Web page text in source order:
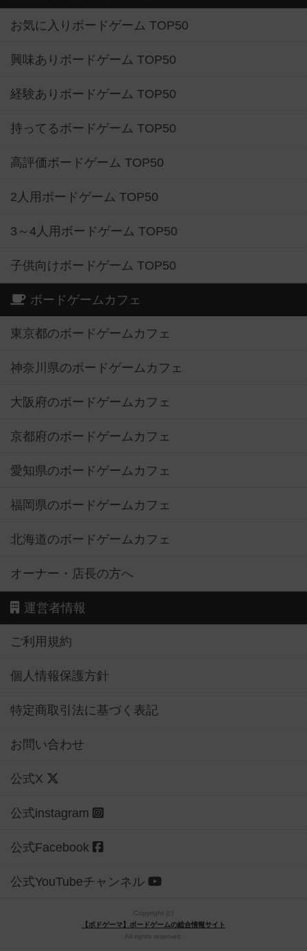
お気に入りボードゲーム TOP50
興味ありボードゲーム TOP50
経験ありボードゲーム TOP50
持ってるボードゲーム TOP50
高評価ボードゲーム TOP50
2人用ボードゲーム TOP50
3～4人用ボードゲーム TOP50
子供向けボードゲーム TOP50
ボードゲームカフェ
東京都のボードゲームカフェ
神奈川県のボードゲームカフェ
大阪府のボードゲームカフェ
京都府のボードゲームカフェ
愛知県のボードゲームカフェ
福岡県のボードゲームカフェ
北海道のボードゲームカフェ
オーナー・店長の方へ
運営者情報
ご利用規約
個人情報保護方針
特定商取引法に基づく表記
お問い合わせ
公式X
公式instagram
公式Facebook
公式YouTubeチャンネル
Copyright (c)
【ボドゲーマ】ボードゲームの総合情報サイト
All rights reserved.